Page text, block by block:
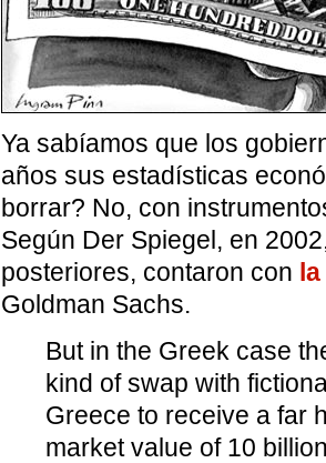
Ya sabíamos que los
años sus estadísticas
borrar? No, con
Según Der Spiegel, en
posteriores, contaron con
Goldman Sachs.
But in the Greek case
kind of swap with
Greece to receive a far
market value of 10